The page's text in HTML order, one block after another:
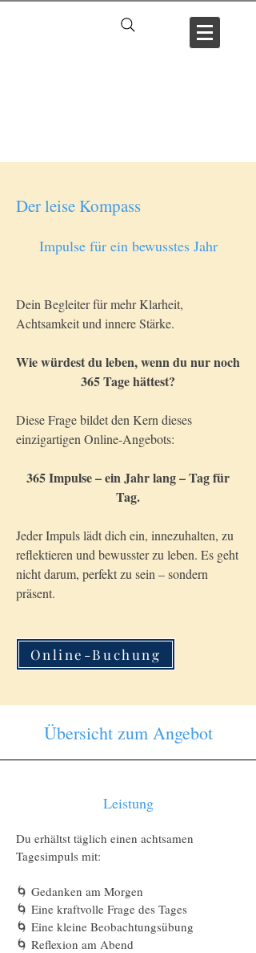
Der leise Kompass
Impulse für ein bewusstes Jahr
Dein Begleiter für mehr Klarheit,
Achtsamkeit und innere Stärke.
Wie würdest du leben, wenn du nur noch
365 Tage hättest?
Diese Frage bildet den Kern dieses
einzigartigen Online-Angebots:
365 Impulse – ein Jahr lang – Tag für
Tag.
Jeder Impuls lädt dich ein, innezuhalten, zu
reflektieren und bewusster zu leben. Es geht
nicht darum, perfekt zu sein – sondern
präsent.
Online-Buchung
Übersicht zum Angebot
Leistung
Du erhältst täglich einen achtsamen
Tagesimpuls mit:
🌀 Gedanken am Morgen
🌀 Eine kraftvolle Frage des Tages
🌀 Eine kleine Beobachtungsübung
🌀 Reflexion am Abend